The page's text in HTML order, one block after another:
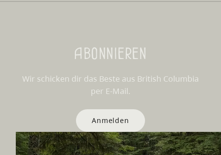
Abonnieren
Wir schicken dir das Beste aus British Columbia
per E-Mail.
Anmelden